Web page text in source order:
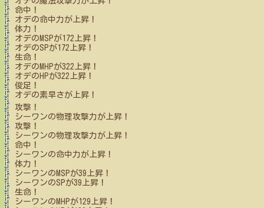
命中！
オデの命中力が上昇！
体力！
オデのMSPが172 上昇！
オデのSPが172 上昇！
生命！
オデのMHPが322 上昇！
オデのHPが322 上昇！
俊足！
オデの素早さが上昇！
攻撃！
シーワンの物理攻撃力が上昇！
攻撃！
シーワンの物理攻撃力が上昇！
命中！
シーワンの命中力が上昇！
体力！
シーワンのMSPが39 上昇！
シーワンのSPが39 上昇！
生命！
シーワンのMHPが129 上昇！